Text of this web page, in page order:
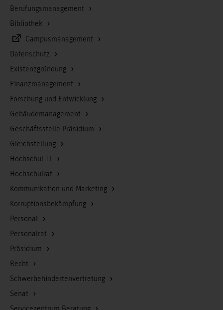
Berufungsmanagement
Bibliothek
Campusmanagement
Datenschutz
Existenzgründung
Finanzmanagement
Forschung und Entwicklung
Gebäudemanagement
Geschäftsstelle Präsidium
Gleichstellung
Hochschul-IT
Hochschulrat
Kommunikation und Marketing
Korruptionsbekämpfung
Personal
Personalrat
Präsidium
Recht
Schwerbehindertenvertretung
Senat